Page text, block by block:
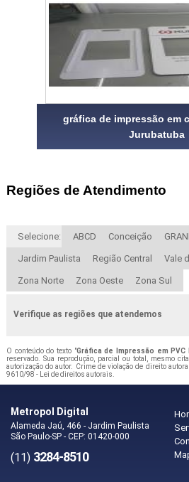
gráfica de impressão em
Jurubatuba
Regiões de Atendimento
Selecione: ABCD Conceição
Jardim Paulista Região Central Vale
Zona Norte Zona Oeste Zona Sul
Verifique as regiões que atendemos
O conteúdo do texto "Gráfica de Impressão em PVC
reservado. Sua reprodução, parcial ou total, mesmo
autorização do autor. Crime de violação de direito
9610/98 - Lei de direitos autorais
Metropol Digital
Alameda Jaú, 466 - Jardim Paulista
São Paulo-SP - CEP: 01420-000
(11) 3284-8510